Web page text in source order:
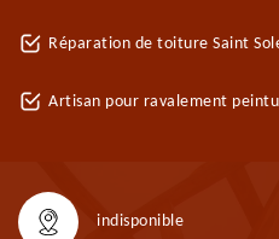
Réparation de toiture Saint
Artisan pour ravalement
indisponible